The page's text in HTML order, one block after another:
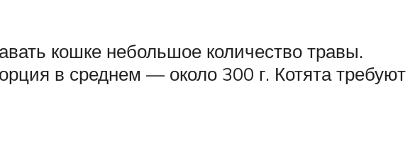
кошке небольшое количество травы.
в среднем — около 300 г. Котята требуют